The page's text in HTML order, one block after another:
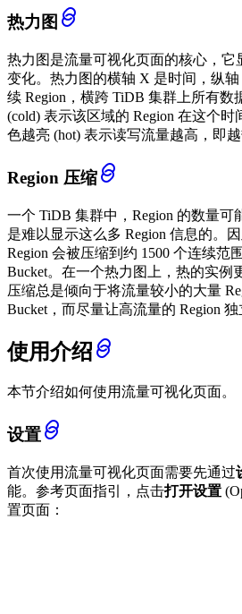
热力图
热力图是流量可视化页面的核心，它
变化。热力图的横轴 X 是时间，纵
续 Region，横跨 TiDB 集群上所有数
(cold) 表示该区域的 Region 在这个
色越亮 (hot) 表示读写流量越高，即越
Region 压缩
一个 TiDB 集群中，Region 的数量可
是难以显示这么多 Region 信息的。
Region 会被压缩到约 1500 个连续范
Bucket。在一个热力图上，热的实例
压缩总是倾向于将流量较小的大量
Bucket，而尽量让高流量的 Region 独
使用介绍
本节介绍如何使用流量可视化页面。
设置
首次使用流量可视化页面需要先通过
能。参考页面指引，点击打开设置
置页面：